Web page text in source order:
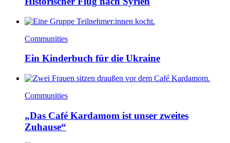
Communities
Ein Kinderbuch für die Ukraine
Communities
„Das Café Kardamom ist unser zweites
Zuhause“